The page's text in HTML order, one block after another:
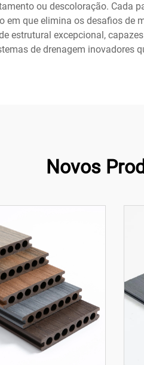
ou descoloração. Cada
que elimina os desafios
estrutural excepcional,
de drenagem inovadores
Novos